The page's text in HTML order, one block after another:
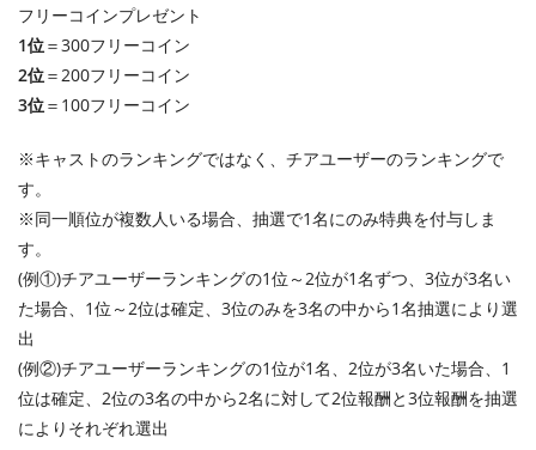
フリーコインプレゼント
1位＝300フリーコイン
2位＝200フリーコイン
3位＝100フリーコイン
※キャストのランキングではなく、チアユーザーのランキングで
す。
※同一順位が複数人いる場合、抽選で1名にのみ特典を付与しま
す。
(例①)チアユーザーランキングの1位～2位が1名ずつ、3位が3名い
た場合、1位～2位は確定、3位のみを3名の中から1名抽選により選
出
(例②)チアユーザーランキングの1位が1名、2位が3名いた場合、1
位は確定、2位の3名の中から2名に対して2位報酬と3位報酬を抽選
によりそれぞれ選出